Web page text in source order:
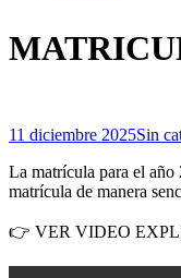
11 diciembre 2025Sin
La matrícula para el año
matrícula de manera
👉 VER VIDEO